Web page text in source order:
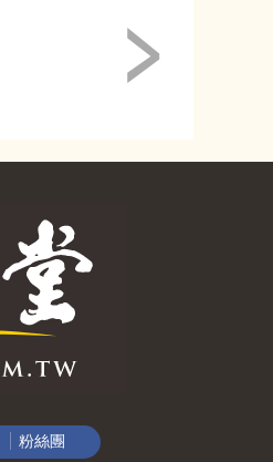
粉絲團